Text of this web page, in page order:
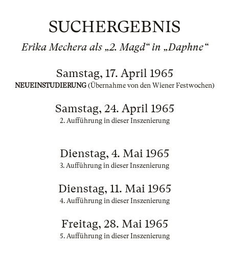
SUCHERGEBNIS
Erika Mechera als „2. Magd“ in „Daphne“
Samstag, 17. April 1965
NEUEINSTUDIERUNG(Übernahme von den Wiener Festwochen)
Samstag, 24. April 1965
2. Aufführung in dieser Inszenierung
Dienstag, 4. Mai 1965
3. Aufführung in dieser Inszenierung
Dienstag, 11. Mai 1965
4. Aufführung in dieser Inszenierung
Freitag, 28. Mai 1965
5. Aufführung in dieser Inszenierung